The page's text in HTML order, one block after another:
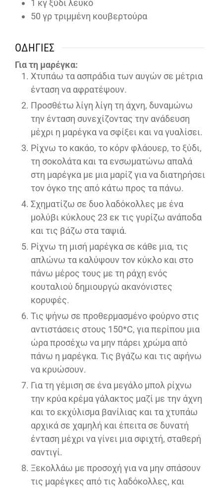
1 κγ ξύδι λευκό
50 γρ τριμμένη κουβερτούρα
ΟΔΗΓΊΕΣ
Για τη μαρέγκα:
Χτυπάω τα ασπράδια των αυγών σε μέτρια
ένταση να αφρατέψουν.
Προσθέτω λίγη λίγη τη άχνη, δυναμώνω
την ένταση συνεχίζοντας την ανάδευση
μέχρι η μαρέγκα να σφίξει και να γυαλίσει.
Ρίχνω το κακάο, το κόρν φλάουερ, το ξύδι,
τη σοκολάτα και τα ενσωματώνω απαλά
στη μαρέγκα με μια μαρίζ για να διατηρήσει
τον όγκο της από κάτω προς τα πάνω.
Σχηματίζω σε δυο λαδόκολλες με ένα
μολύβι κύκλους 23 εκ τις γυρίζω ανάποδα
και τις βάζω στα ταψιά.
Ρίχνω τη μισή μαρέγκα σε κάθε μια, τις
απλώνω τα καλύψουν τον κύκλο και στο
πάνω μέρος τους με τη ράχη ενός
κουταλιού δημιουργώ ακανόνιστες
κορυφές.
Τις ψήνω σε προθερμασμένο φούρνο στις
αντιστάσεις στους 150*C, για περίπου μια
ώρα προσέχω να μην πάρει χρώμα από
πάνω η μαρέγκα. Τις βγάζω και τις αφήνω
να κρυώσουν.
Για τη γέμιση σε ένα μεγάλο μπολ ρίχνω
την κρύα κρέμα γάλακτος μαζί με την άχνη
και το εκχύλισμα βανίλιας και τα χτυπάω
αρχικά σε χαμηλή και έπειτα σε δυνατή
ένταση μέχρι να γίνει μια σφιχτή, σταθερή
σαντιγί.
Ξεκολλάω με προσοχή για να μην σπάσουν
τις μαρέγκες από τις λαδόκολλες, και